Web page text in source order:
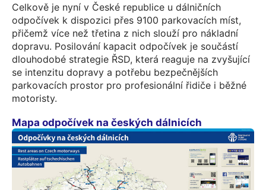
Celkově je nyní v České republice u dálničních
odpočívek k dispozici přes 9100 parkovacích míst,
přičemž více než třetina z nich slouží pro nákladní
dopravu. Posilování kapacit odpočívek je součástí
dlouhodobé strategie ŘSD, která reaguje na zvyšující
se intenzitu dopravy a potřebu bezpečnějších
parkovacích prostor pro profesionální řidiče i běžné
motoristy.
Mapa odpočívek na českých dálnicích